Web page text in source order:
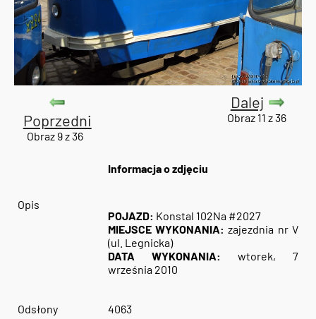
Poprzedni
Obraz 9 z 36
Dalej
Obraz 11 z 36
Informacja o zdjęciu
Opis
POJAZD: Konstal 102Na #2027
MIEJSCE WYKONANIA: zajezdnia nr V
(ul. Legnicka)
DATA WYKONANIA: wtorek, 7
września 2010
Odsłony 4063